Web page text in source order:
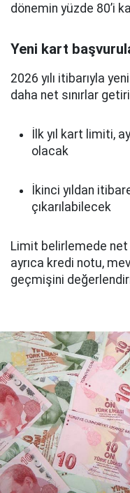
dönemin yüzde 80’i
Yeni kart
2026 yılı itibarıyla
daha net sınırlar
İlk yıl kart limiti,
olacak
İkinci yıldan
çıkarılabilecek
Limit belirlemede net
ayrıca kredi notu,
geçmişini